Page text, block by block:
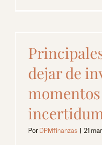
dejar de
Por DPMfinanzas 21